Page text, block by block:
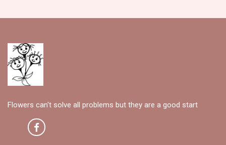
Flowers can't solve all problems but they are a good start